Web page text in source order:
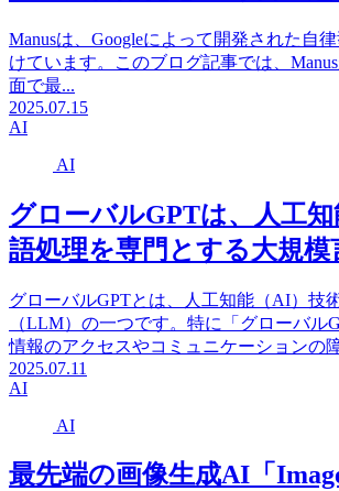
Manusは、Googleによって開発された自
けています。このブログ記事では、
面で最...
2025.07.15
AI
AI
グローバルGPTは、人工
語処理を専門とする大規
グローバルGPTとは、人工知能（AI）技
（LLM）の一つです。特に「グローバル
情報のアクセスやコミュニケーションの
2025.07.11
AI
AI
最先端の画像生成AI「